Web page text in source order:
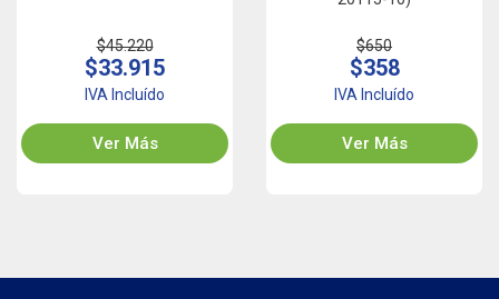
$45.220
$33.915
IVA Incluído
Ver Más
$650
$358
IVA Incluído
Ver Más